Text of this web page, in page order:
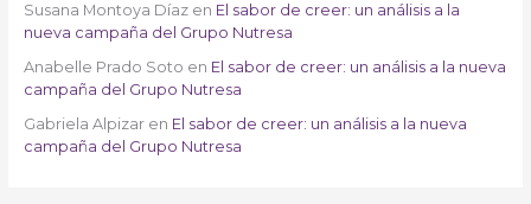
Susana Montoya Díazen El sabor de creer: un análisis a la
nueva campaña del Grupo Nutresa
Anabelle Prado Soto en El sabor de creer: un análisis a la nueva
campaña del Grupo Nutresa
Gabriela Alpizaren El sabor de creer: un análisis a la nueva
campaña del Grupo Nutresa